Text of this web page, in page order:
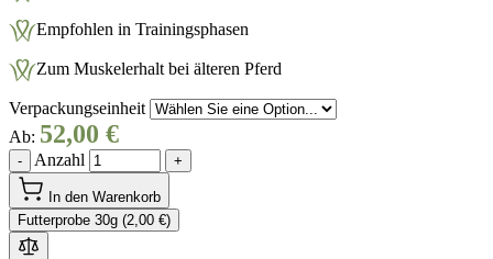
Empfohlen in Trainingsphasen
Zum Muskelerhalt bei älteren Pferd
Verpackungseinheit
Ab: 52,00 €
- Anzahl +
In den Warenkorb
Futterprobe 30g (2,00 €)